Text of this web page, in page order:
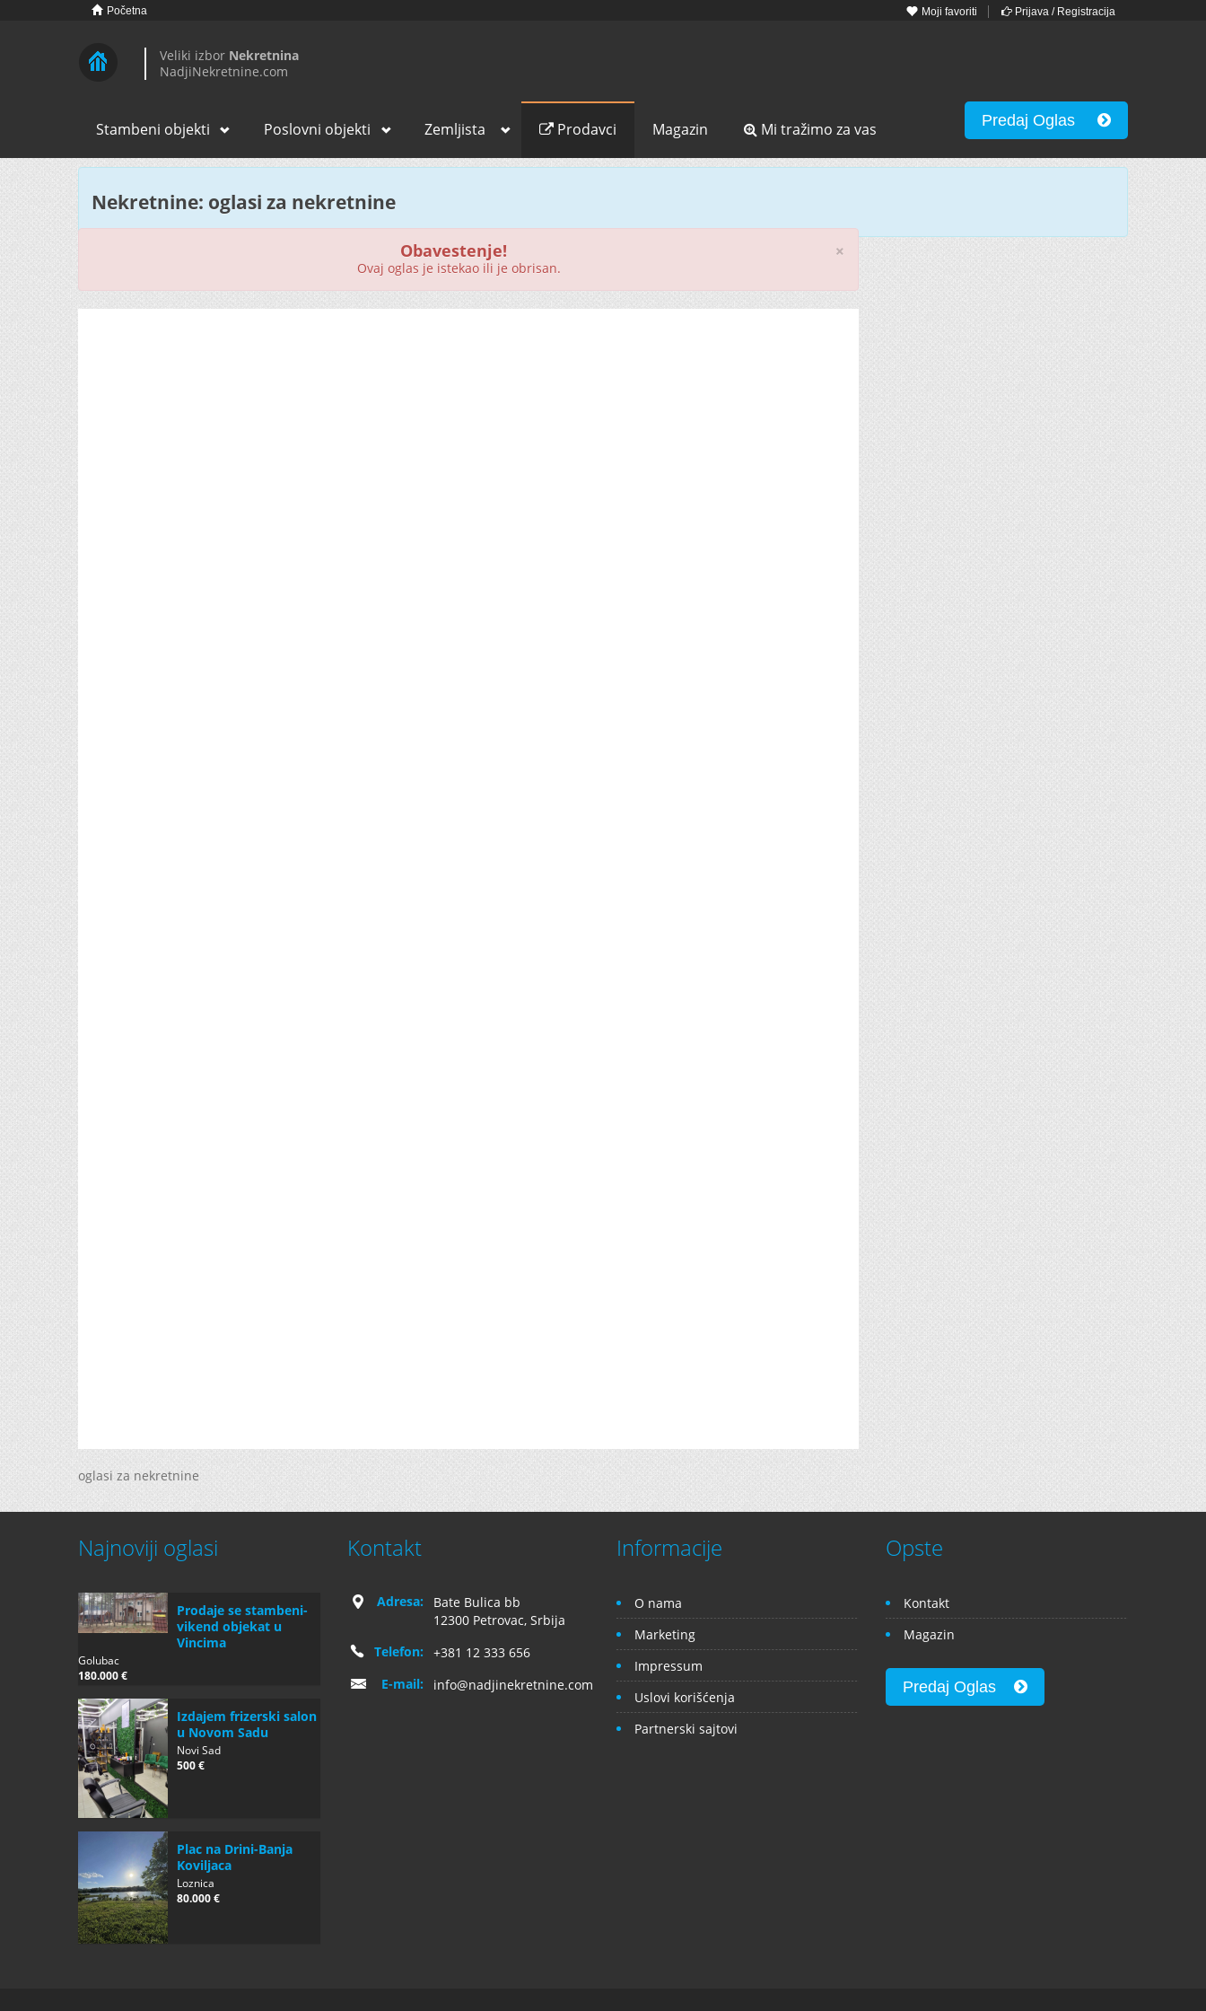
Početna Moji favoriti Prijava / Registracija
Veliki izbor Nekretnina
NadjiNekretnine.com
Stambeni objekti Poslovni objekti Zemljista Prodavci Magazin Mi tražimo za vas Predaj Oglas
Nekretnine: oglasi za nekretnine
×
Obavestenje!
Ovaj oglas je istekao ili je obrisan.
oglasi za nekretnine
Najnoviji oglasi
Prodaje se stambeni-
vikend objekat u
Vincima
Golubac
180.000 €
Izdajem frizerski salon
u Novom Sadu
Novi Sad
500 €
Plac na Drini-Banja
Koviljaca
Loznica
80.000 €
Kontakt
Adresa:
Bate Bulica bb
12300 Petrovac, Srbija
Telefon:
+381 12 333 656
E-mail:
info@nadjinekretnine.com
Informacije
O nama
Marketing
Impressum
Uslovi korišćenja
Partnerski sajtovi
Opste
Kontakt
Magazin
Predaj Oglas